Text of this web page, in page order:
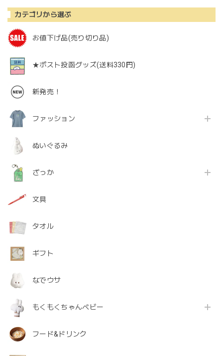
カテゴリから選ぶ
お値下げ品(売り切り品)
★ポスト投函グッズ(送料330円)
新発売！
ファッション
ぬいぐるみ
ざっか
文具
タオル
ギフト
なでウサ
もくもくちゃんベビー
フード&ドリンク